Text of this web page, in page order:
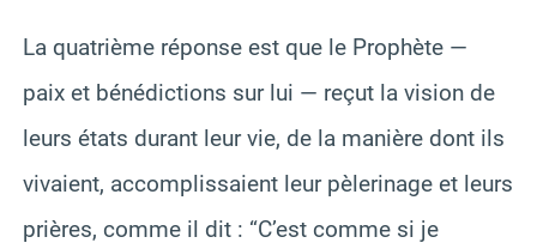
La quatrième réponse est que le Prophète —
paix et bénédictions sur lui — reçut la vision de
leurs états durant leur vie, de la manière dont ils
vivaient, accomplissaient leur pèlerinage et leurs
prières, comme il dit : “C’est comme si je